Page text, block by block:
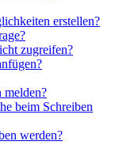
erstellen?
zugreifen?
melden?
beim Schreiben
werden?